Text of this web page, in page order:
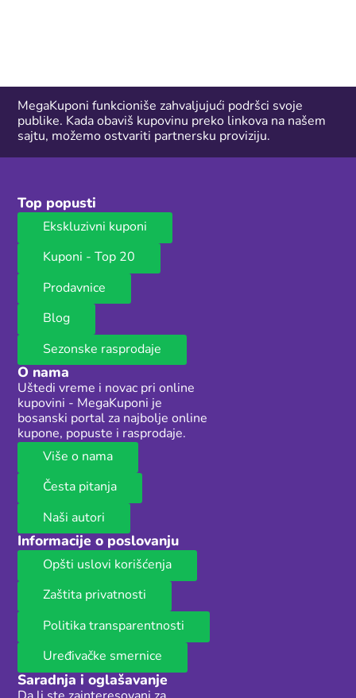
MegaKuponi funkcioniše zahvaljujući podršci svoje
publike. Kada obaviš kupovinu preko linkova na našem
sajtu, možemo ostvariti partnersku proviziju.
Top popusti
Ekskluzivni kuponi
Kuponi - Top 20
Prodavnice
Blog
Sezonske rasprodaje
O nama
Uštedi vreme i novac pri online
kupovini - MegaKuponi je
bosanski portal za najbolje online
kupone, popuste i rasprodaje.
Više o nama
Česta pitanja
Naši autori
Informacije o poslovanju
Opšti uslovi korišćenja
Zaštita privatnosti
Politika transparentnosti
Uređivačke smernice
Saradnja i oglašavanje